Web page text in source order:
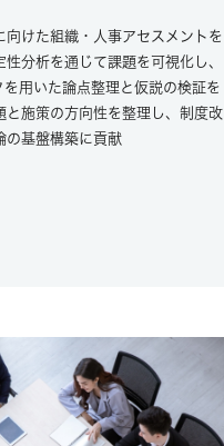
向けた組織・人事アセスメントを
性分析を通じて課題を可視化し、
を用いた論点整理と仮説の検証を
と施策の方向性を整理し、制度改
の基盤構築に貢献